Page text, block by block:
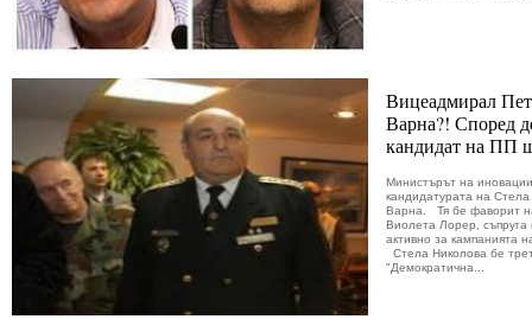
Вицеадмирал
Варна?! Според
кандидат на ПП
Министърът на
кандидатурата на
Варна. Тя бе фаворит
Виолета Лорер,
активно за кампанията
Стела Николова бе
"Демократична...